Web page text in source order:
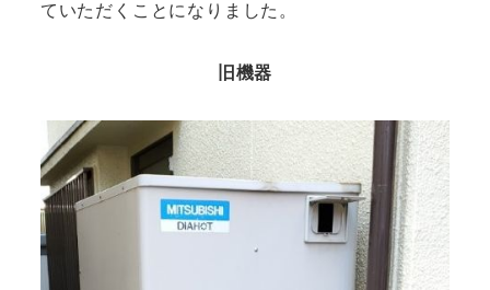
ていただくことになりました。
旧機器